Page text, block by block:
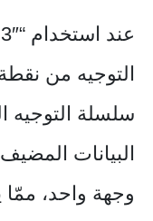
التوجيه من
سلسلة
البيانات
وجهة واحد،